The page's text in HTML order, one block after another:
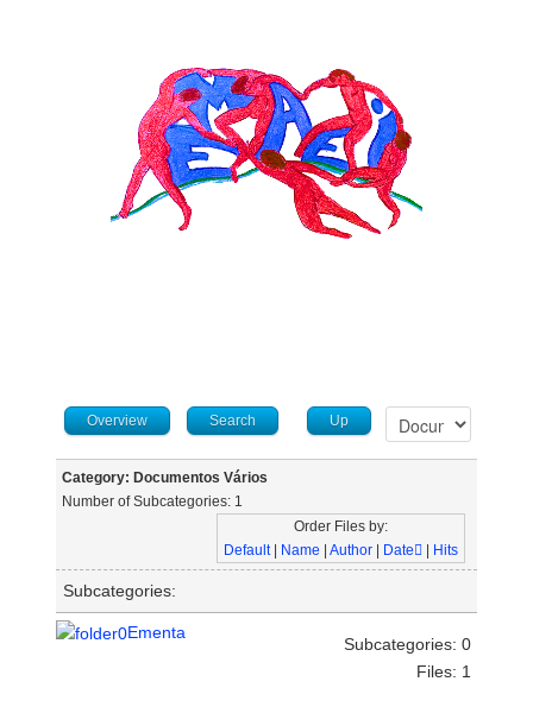
Overview Search Up
Category: Documentos Vários
Number of Subcategories: 1
Order Files by:
Default| Name |Author | Date | Hits
Subcategories:
Ementa
Subcategories: 0
Files: 1